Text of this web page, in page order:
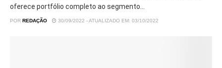
oferece portfólio completo ao segmento...
POR REDAÇÃO 30/09/2022 - ATUALIZADO EM: 03/10/2022